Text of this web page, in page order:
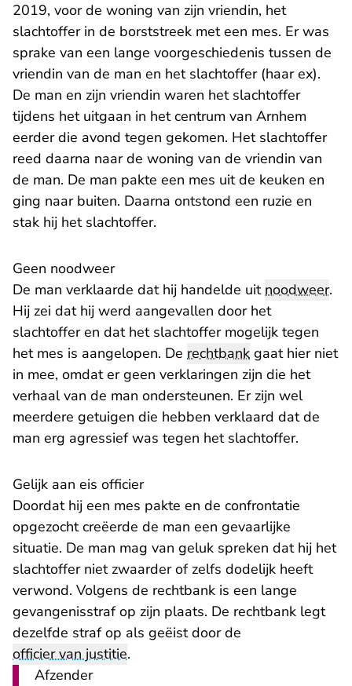
2019, voor de woning van zijn vriendin, het
slachtoffer in de borststreek met een mes. Er was
sprake van een lange voorgeschiedenis tussen de
vriendin van de man en het slachtoffer (haar ex).
De man en zijn vriendin waren het slachtoffer
tijdens het uitgaan in het centrum van Arnhem
eerder die avond tegen gekomen. Het slachtoffer
reed daarna naar de woning van de vriendin van
de man. De man pakte een mes uit de keuken en
ging naar buiten. Daarna ontstond een ruzie en
stak hij het slachtoffer.
Geen noodweer
De man verklaarde dat hij handelde uitnoodweer.
Hij zei dat hij werd aangevallen door het
slachtoffer en dat het slachtoffer mogelijk tegen
het mes is aangelopen. De rechtbank gaat hier niet
in mee, omdat er geen verklaringen zijn die het
verhaal van de man ondersteunen. Er zijn wel
meerdere getuigen die hebben verklaard dat de
man erg agressief was tegen het slachtoffer.
Gelijk aan eis officier
Doordat hij een mes pakte en de confrontatie
opgezocht creëerde de man een gevaarlijke
situatie. De man mag van geluk spreken dat hij het
slachtoffer niet zwaarder of zelfs dodelijk heeft
verwond. Volgens de rechtbank is een lange
gevangenisstraf op zijn plaats. De rechtbank legt
dezelfde straf op als geëist door de
officier van justitie.
Afzender